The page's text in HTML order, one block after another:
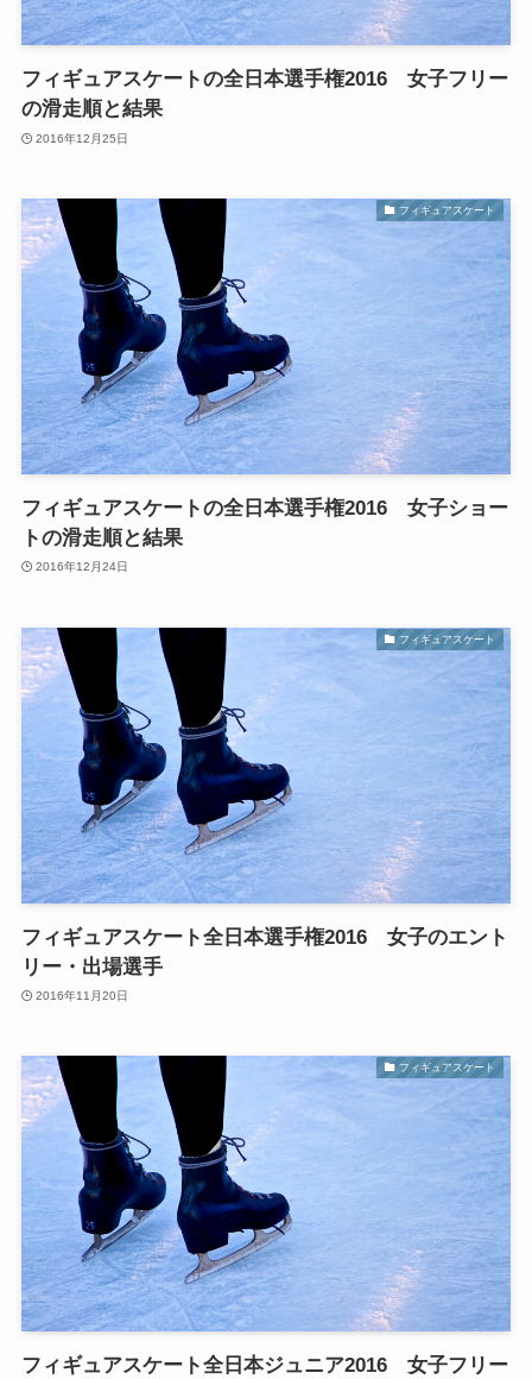
フィギュアスケートの全日本選手権2016 女子フリー
の滑走順と結果
2016年12月25日
フィギュアスケート
フィギュアスケートの全日本選手権2016 女子ショー
トの滑走順と結果
2016年12月24日
フィギュアスケート
フィギュアスケート全日本選手権2016 女子のエント
リー・出場選手
2016年11月20日
フィギュアスケート
フィギュアスケート全日本ジュニア2016 女子フリー